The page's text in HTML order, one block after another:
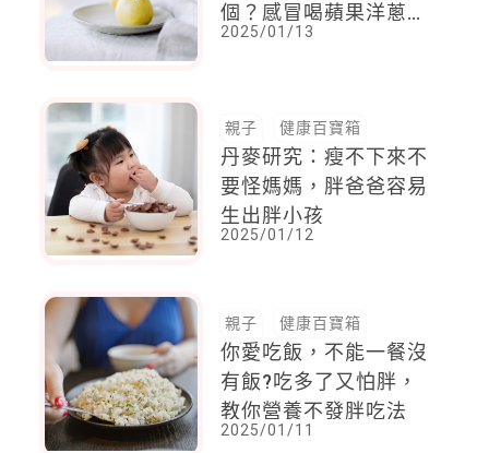
個？感冒喝蘋果洋蔥
水，醫師證實：慢性久
2025/01/13
親子 健康百寶箱
丹麥研究：瘦不下來不
要怪媽媽，胖爸爸容易
生出胖小孩
2025/01/12
親子 健康百寶箱
你愛吃飯，不能一餐沒
有飯?吃多了又怕胖，
教你營養不發胖吃法
2025/01/11